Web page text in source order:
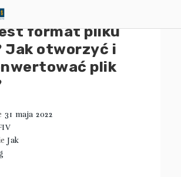
format pliku
Jak otworzyć i
plik
31 maja 2022
Jak